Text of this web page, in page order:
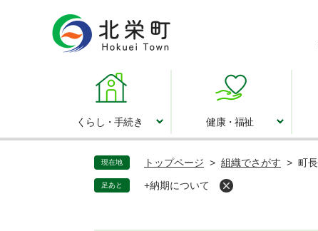
くらし・手続き 健康・福祉
現在地 トップページ > 組織でさがす > 町
足あと +納期について